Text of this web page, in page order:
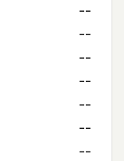
--
--
--
--
--
--
--